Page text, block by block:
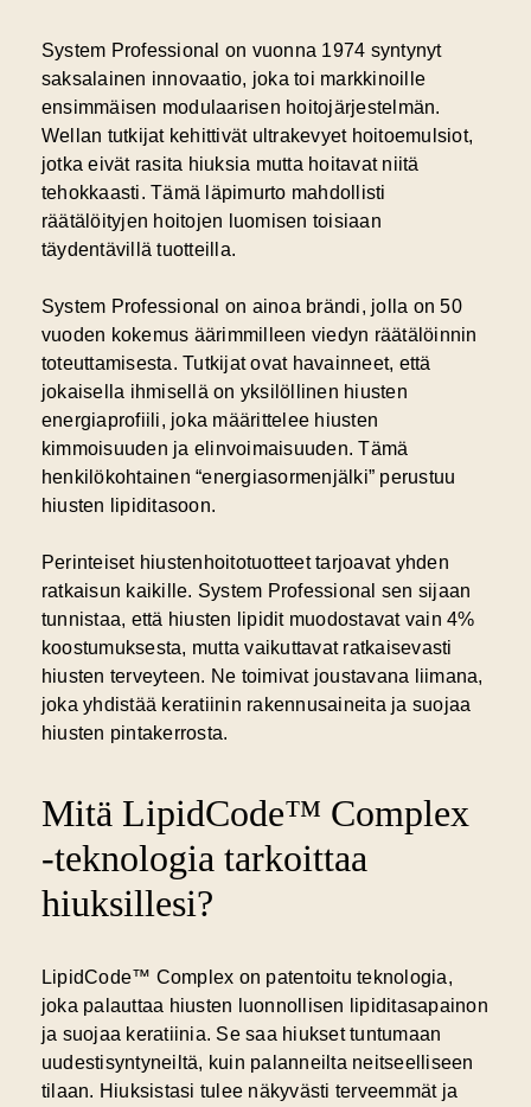
System Professional on vuonna 1974 syntynyt
saksalainen innovaatio, joka toi markkinoille
ensimmäisen modulaarisen hoitojärjestelmän.
Wellan tutkijat kehittivät ultrakevyet hoitoemulsiot,
jotka eivät rasita hiuksia mutta hoitavat niitä
tehokkaasti. Tämä läpimurto mahdollisti
räätälöityjen hoitojen luomisen toisiaan
täydentävillä tuotteilla.
System Professional on ainoa brändi, jolla on 50
vuoden kokemus äärimmilleen viedyn räätälöinnin
toteuttamisesta. Tutkijat ovat havainneet, että
jokaisella ihmisellä on yksilöllinen hiusten
energiaprofiili, joka määrittelee hiusten
kimmoisuuden ja elinvoimaisuuden. Tämä
henkilökohtainen “energiasormenjälki” perustuu
hiusten lipiditasoon.
Perinteiset hiustenhoitotuotteet tarjoavat yhden
ratkaisun kaikille. System Professional sen sijaan
tunnistaa, että hiusten lipidit muodostavat vain 4%
koostumuksesta, mutta vaikuttavat ratkaisevasti
hiusten terveyteen. Ne toimivat joustavana liimana,
joka yhdistää keratiinin rakennusaineita ja suojaa
hiusten pintakerrosta.
Mitä LipidCode™ Complex
-teknologia tarkoittaa
hiuksillesi?
LipidCode™ Complex on patentoitu teknologia,
joka palauttaa hiusten luonnollisen lipiditasapainon
ja suojaa keratiinia. Se saa hiukset tuntumaan
uudestisyntyneiltä, kuin palanneilta neitseelliseen
tilaan. Hiuksistasi tulee näkyvästi terveemmät ja